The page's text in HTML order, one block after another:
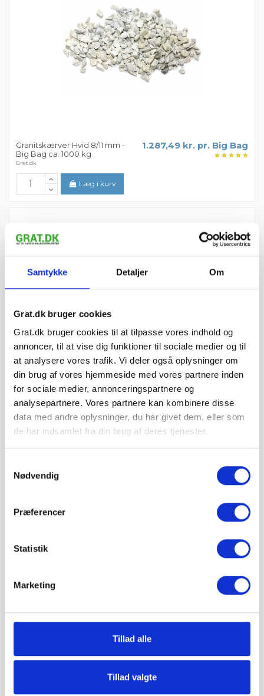
Samtykke Detaljer Om
Grat.dk bruger cookies
Grat.dk bruger cookies til at tilpasse vores indhold og
annoncer, til at vise dig funktioner til sociale medier og til
at analysere vores trafik. Vi deler også oplysninger om
din brug af vores hjemmeside med vores partnere inden
for sociale medier, annonceringspartnere og
analysepartnere. Vores partnere kan kombinere disse
data med andre oplysninger, du har givet dem, eller som
de har indsamlet fra din brug af deres tjenester.
Nødvendig
Præferencer
Statistik
Marketing
Tillad alle
Tillad valgte
Granitskærver Hvid 8/11 mm -
Big Bag ca. 1000 kg
Grat.dk
1.287,49 kr. pr. Big Bag
Læg i kurv
Lux Kantsten Earl Grey (Grå) - 7x20x100
cm
Grat.dk
318,74 kr. pr. stk.
Læg i kurv
Bag 1000 kg